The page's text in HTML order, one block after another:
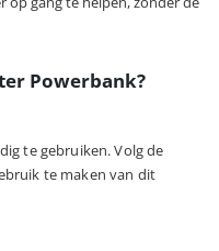
Powerbank?
te gebruiken. Volg de
te maken van dit